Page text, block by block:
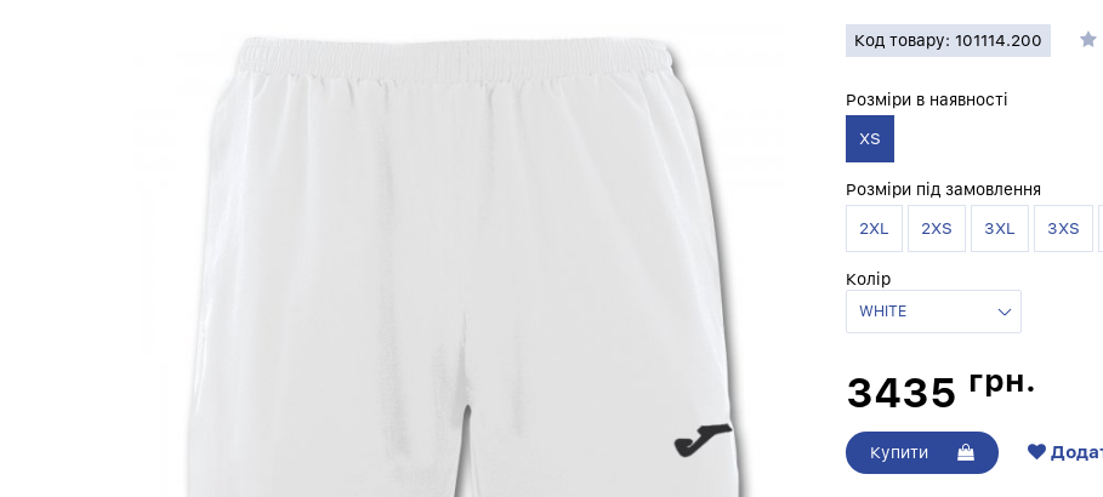
Код товару: 101114.200
Розміри в наявності
XS
Розміри під замовлення
2XL
2XS 3XL 3XS
Колір
3435 грн.
Купити